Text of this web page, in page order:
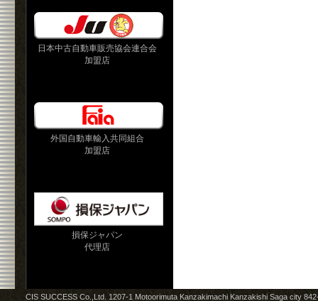
日本中古自動車販売協会連合会
加盟店
外国自動車輸入共同組合
加盟店
損保ジャパン
代理店
CIS SUCCESS Co.,Ltd. 1207-1 Motoorimuta Kanzakimachi Kanzakishi Saga city